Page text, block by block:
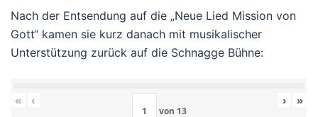
Nach der Entsendung auf die „Neue Lied Mission von
Gott“ kamen sie kurz danach mit musikalischer
Unterstützung zurück auf die Schnagge Bühne:
« ‹
von 13
› »